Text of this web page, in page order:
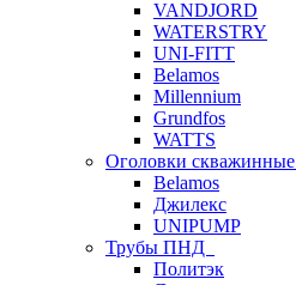
VANDJORD
WATERSTRY
UNI-FITT
Belamos
Millennium
Grundfos
WATTS
Оголовки скважинные
Belamos
Джилекс
UNIPUMP
Трубы ПНД
Политэк